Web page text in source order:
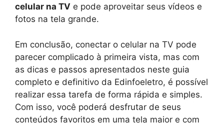
celular na TV e pode aproveitar seus vídeos e
fotos na tela grande.
Em conclusão, conectar o celular na TV pode
parecer complicado à primeira vista, mas com
as dicas e passos apresentados neste guia
completo e definitivo da Edinfoeletro, é possível
realizar essa tarefa de forma rápida e simples.
Com isso, você poderá desfrutar de seus
conteúdos favoritos em uma tela maior e com